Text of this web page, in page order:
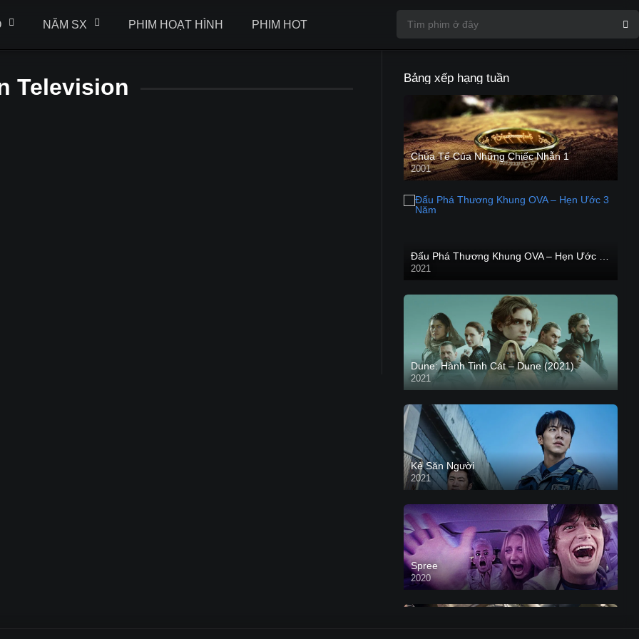
NĂM SX PHIM HOẠT HÌNH PHIM HOT
Television Bảng xếp hạng tuần
Chúa Tể Của Những Chiếc Nhẫn 1
2001
2021
Dune: Hành Tinh Cát – Dune (2021)
2021
HD VIETSUB
Kẻ Săn Người
2021
Spree
2020